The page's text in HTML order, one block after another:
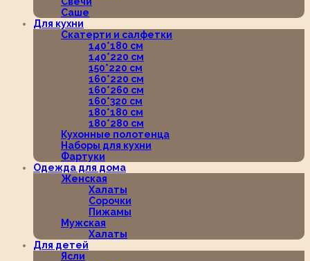
Саше
Для кухни
Скатерти и салфетки
140*180 см
140*220 см
150*220 см
160*220 см
160*260 см
160*320 см
180*180 см
180*280 см
Кухонные полотенца
Наборы для кухни
Фартуки
Одежда для дома
Женская
Халаты
Сорочки
Пижамы
Мужская
Халаты
Для детей
Ясли